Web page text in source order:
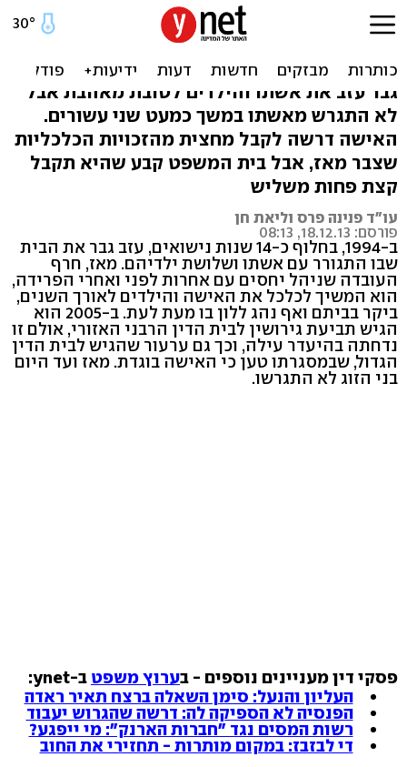
פרס לבעל בוגד: 70% מההון
שצברו בני הזוג
גבר עזב את אשתו והילדים לטובת מאהבת אבל
לא התגרש מאשתו במשך כמעט שני עשורים.
האישה דרשה לקבל מחצית מהזכויות הכלכליות
שצבר מאז, אבל בית המשפט קבע שהיא תקבל
קצת פחות משליש
עו"ד פנינה פרס וליאת חן
פורסם: 18.12.13, 08:13
ב-1994, בחלוף כ-14 שנות נישואים, עזב גבר את הבית
שבו התגורר עם אשתו ושלושת ילדיהם. מאז, חרף
העובדה שניהל יחסים עם אחרות לפני ואחרי הפרידה,
הוא המשיך לכלכל את האישה והילדים לאורך השנים,
ביקר בביתם ואף נהג ללון בו מעת לעת. ב-2005 הוא
הגיש תביעת גירושין לבית הדין הרבני האזורי, אולם זו
נדחתה בהיעדר עילה, וכך גם ערעור שהגיש לבית הדין
הגדול, שבמסגרתו טען כי האישה בוגדת. מאז ועד היום
בני הזוג לא התגרשו.
פסקי דין מעניינים נוספים - בערוץ משפט ב-ynet:
העליון והנעל: סימן השאלה ברצח תאיר ראדה
הפנסיה לא הספיקה לה: דרשה שהגרוש יעבוד
רשות המסים נגד "חברות הארנק": מי ייפגע?
די לבזבז: במקום מותרות - תחזירי את החוב